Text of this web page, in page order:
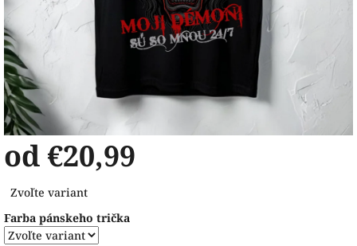
od €20,99
cena:
Zvoľte variant
Farba pánskeho trička